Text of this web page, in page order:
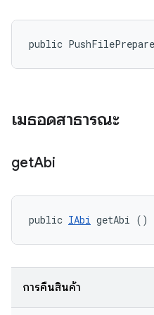
public
เมธอดสาธารณะ
getAbi
public IAbi getAbi ()
การคืนสินค้า